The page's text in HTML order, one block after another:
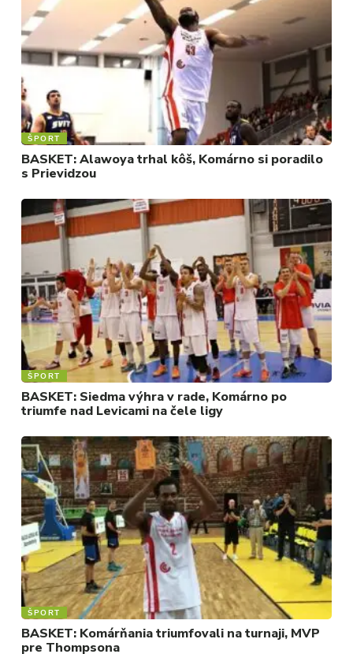
ŠPORT
BASKET: Alawoya trhal kôš, Komárno si poradilo
s Prievidzou
ŠPORT
BASKET: Siedma výhra v rade, Komárno po
triumfe nad Levicami na čele ligy
ŠPORT
BASKET: Komárňania triumfovali na turnaji, MVP
pre Thompsona